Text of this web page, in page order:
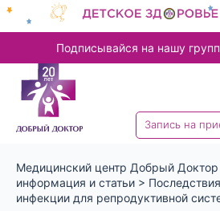
Подписывайся на нашу
Запись на
Медицинский центр Добрый Доктор
информация и статьи >
инфекции для репродуктивной